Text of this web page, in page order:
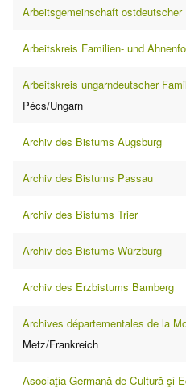
Arbeitsgemeinschaft
Arbeitskreis Familien- und
Arbeitskreis ungarndeutscher
Pécs/Ungarn
Archiv des Bistums Augsburg
Archiv des Bistums Passau
Archiv des Bistums Trier
Archiv des Bistums Würzburg
Archiv des Erzbistums Bamberg
Archives départementales de la
Metz/Frankreich
Asociaţia Germană de Cultură şi